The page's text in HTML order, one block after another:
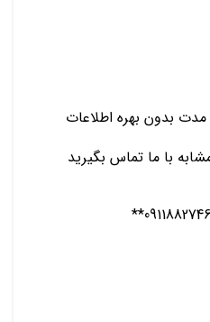
مدت بدون بهره اطلاعات
با ما تماس بگیرید